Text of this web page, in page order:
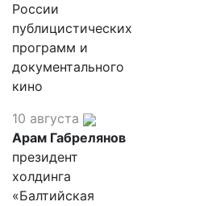
России
публицистических
программ и
документального
кино
10 августа
Арам Габрелянов
президент
холдинга
«Балтийская